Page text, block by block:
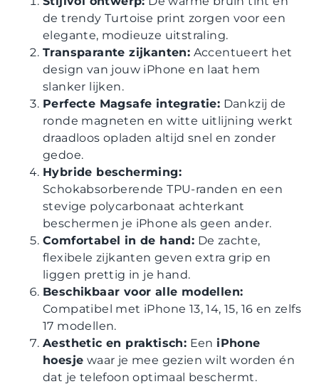
de trendy Turtoise print zorgen voor een
elegante, modieuze uitstraling.
Transparante zijkanten: Accentueert het
design van jouw iPhone en laat hem
slanker lijken.
Perfecte Magsafe integratie: Dankzij de
ronde magneten en witte uitlijning werkt
draadloos opladen altijd snel en zonder
gedoe.
Hybride bescherming:
Schokabsorberende TPU-randen en een
stevige polycarbonaat achterkant
beschermen je iPhone als geen ander.
Comfortabel in de hand: De zachte,
flexibele zijkanten geven extra grip en
liggen prettig in je hand.
Beschikbaar voor alle modellen:
Compatibel met iPhone 13, 14, 15, 16 en zelfs
17 modellen.
Aesthetic en praktisch: Een iPhone
hoesje waar je mee gezien wilt worden én
dat je telefoon optimaal beschermt.